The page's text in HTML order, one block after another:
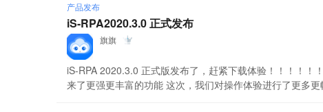
产品发布
iS-RPA2020.3.0 正式发布
旗旗
iS-RPA 2020.3.0 正式版发布了，赶紧下载体验！！！！！
来了更强更丰富的功能 这次，我们对操作体验进行了更多